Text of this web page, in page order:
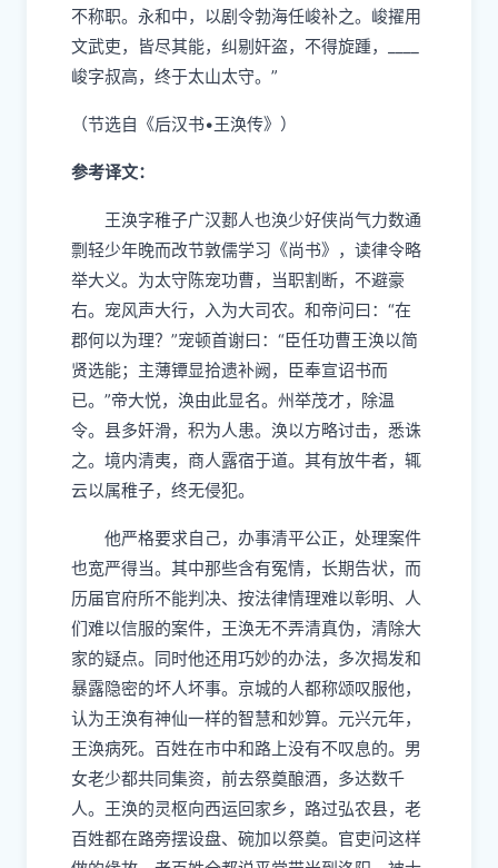
不称职。永和中，以剧令勃海任峻补之。峻擢用
文武吏，皆尽其能，纠剔奸盗，不得旋踵，
峻字叔高，终于太山太守。”
（节选自《后汉书•王涣传》）
参考译文：
王涣字稚子广汉郪人也涣少好侠尚气力数通
剽轻少年晚而改节敦儒学习《尚书》，读律令略
举大义。为太守陈宠功曹，当职割断，不避豪
右。宠风声大行，入为大司农。和帝问曰：“在
郡何以为理？”宠顿首谢曰：“臣任功曹王涣以简
贤选能；主薄镡显拾遗补阙，臣奉宣诏书而
已。”帝大悦，涣由此显名。州举茂才，除温
令。县多奸滑，积为人患。涣以方略讨击，悉诛
之。境内清夷，商人露宿于道。其有放牛者，辄
云以属稚子，终无侵犯。
他严格要求自己，办事清平公正，处理案件
也宽严得当。其中那些含有冤情，长期告状，而
历届官府所不能判决、按法律情理难以彰明、人
们难以信服的案件，王涣无不弄清真伪，清除大
家的疑点。同时他还用巧妙的办法，多次揭发和
暴露隐密的坏人坏事。京城的人都称颂叹服他，
认为王涣有神仙一样的智慧和妙算。元兴元年，
王涣病死。百姓在市中和路上没有不叹息的。男
女老少都共同集资，前去祭奠酿酒，多达数千
人。王涣的灵枢向西运回家乡，路过弘农县，老
百姓都在路旁摆设盘、碗加以祭奠。官吏问这样